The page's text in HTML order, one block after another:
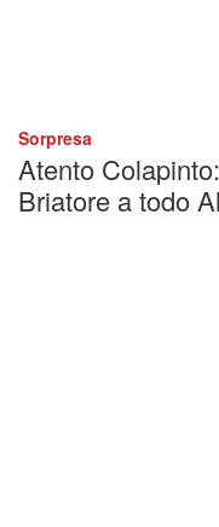
Sorpresa
Atento
Briatore a todo